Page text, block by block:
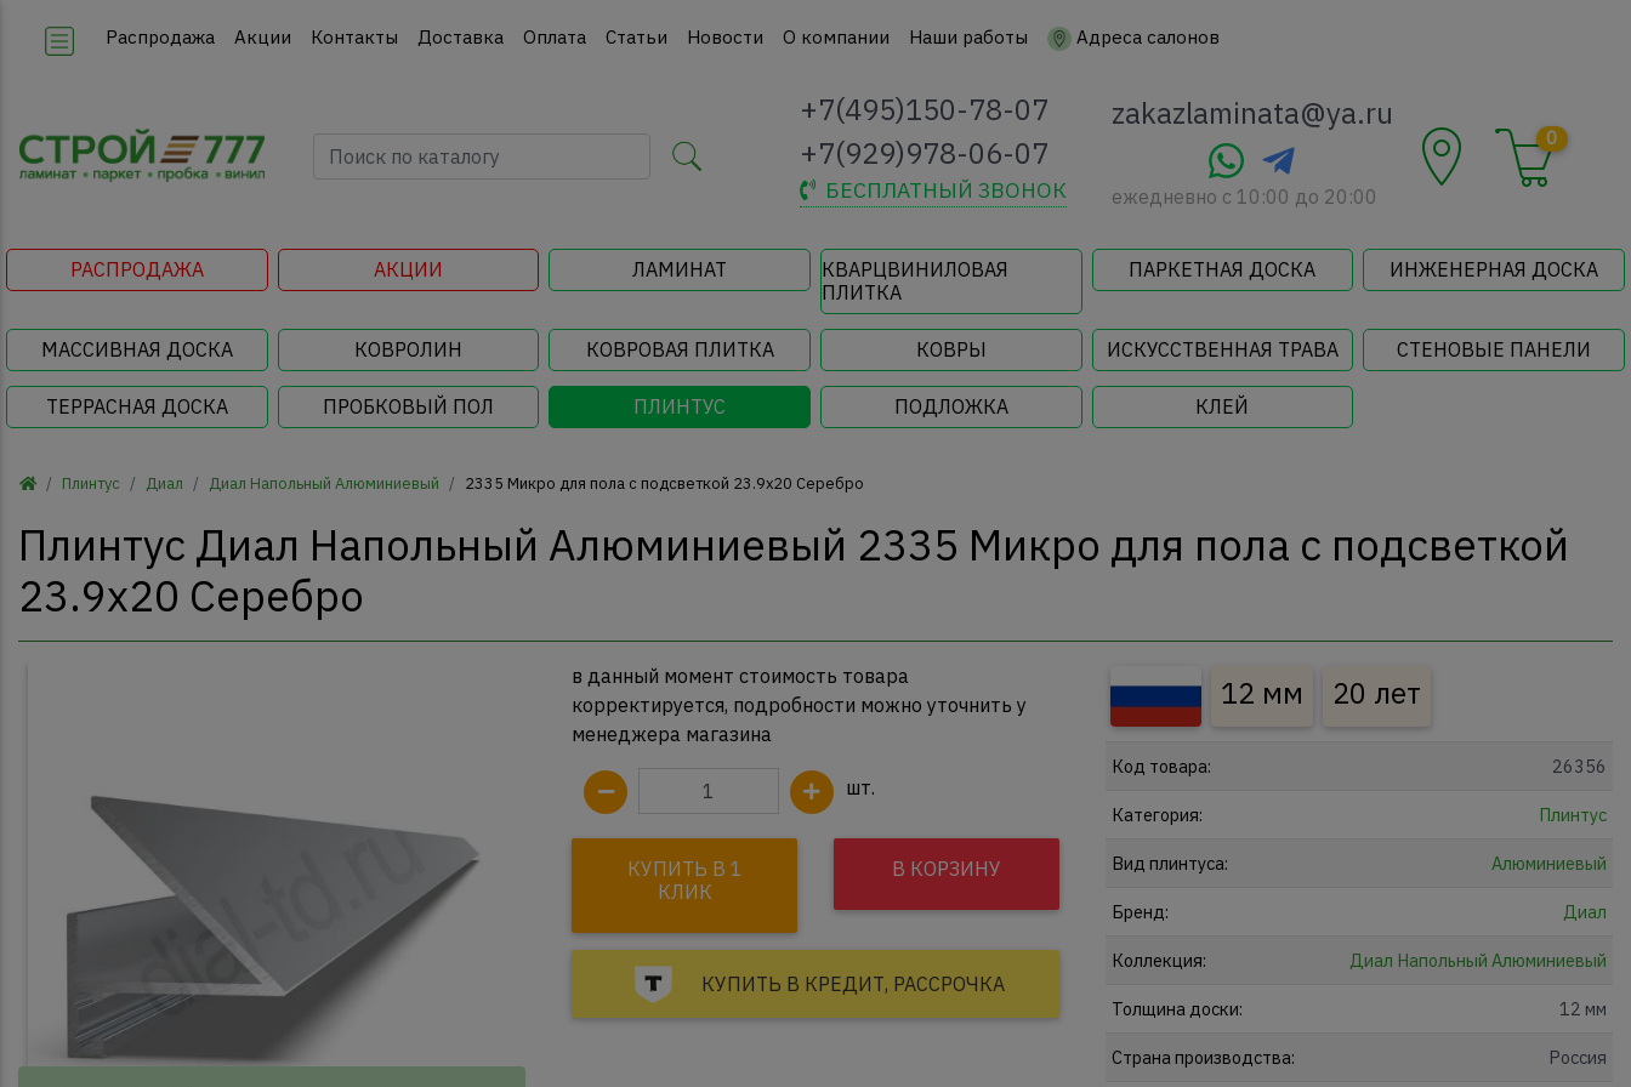
Распродажа Акции Контакты Доставка Оплата Статьи Новости О компании Наши работы Адреса салонов
+7(495)150-78-07
+7(929)978-06-07
БЕСПЛАТНЫЙ ЗВОНОК
zakazlaminata@ya.ru
ежедневно c 10:00 до 20:00
0
РАСПРОДАЖА АКЦИИ ЛАМИНАТ
КВАРЦВИНИЛОВАЯ
ПЛИТКА
ПАРКЕТНАЯ ДОСКА ИНЖЕНЕРНАЯ ДОСКА
МАССИВНАЯ ДОСКА КОВРОЛИН КОВРОВАЯ ПЛИТКА КОВРЫ ИСКУССТВЕННАЯ ТРАВА СТЕНОВЫЕ ПАНЕЛИ
ТЕРРАСНАЯ ДОСКА ПРОБКОВЫЙ ПОЛ ПЛИНТУС ПОДЛОЖКА КЛЕЙ
Плинтус Диал Диал Напольный Алюминиевый 2335 Микро для пола с подсветкой 23.9x20 Серебро
Плинтус Диал Напольный Алюминиевый 2335 Микро для пола с подсветкой
23.9x20 Серебро
в данный момент стоимость товара
корректируется, подробности можно уточнить у
менеджера магазина
шт.
КУПИТЬ В 1
КЛИК
В КОРЗИНУ
КУПИТЬ В КРЕДИТ, РАССРОЧКА
12 мм 20 лет
Код товара: 26356
Категория: Плинтус
Вид плинтуса: Алюминиевый
Бренд: Диал
Коллекция: Диал Напольный Алюминиевый
Толщина доски: 12 мм
Страна производства: Россия